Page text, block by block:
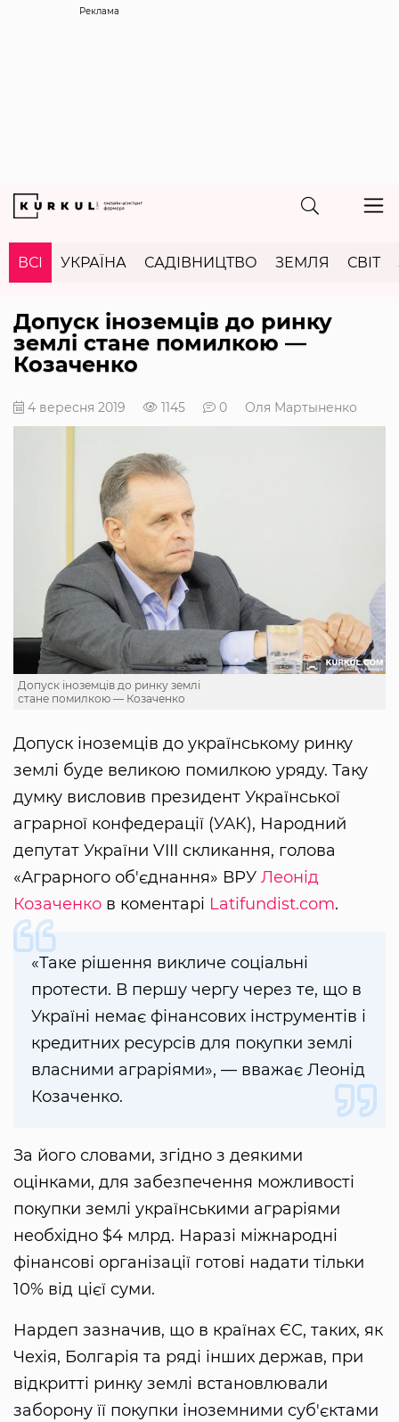
Реклама
ВСІ УКРАЇНА САДІВНИЦТВО ЗЕМЛЯ СВІТ
Допуск іноземців до ринку
землі стане помилкою —
Козаченко
4 вересня 2019 1145 0 Оля Мартыненко
Допуск іноземців до ринку землі
стане помилкою — Козаченко
Допуск іноземців до українському ринку
землі буде великою помилкою уряду. Таку
думку висловив президент Української
аграрної конфедерації (УАК), Народний
депутат України VIII скликання, голова
«Аграрного об'єднання» ВРУ Леонід
Козаченко в коментарі Latifundist.com.
«Таке рішення викличе соціальні
протести. В першу чергу через те, що в
Україні немає фінансових інструментів і
кредитних ресурсів для покупки землі
власними аграріями», — вважає Леонід
Козаченко.
За його словами, згідно з деякими
оцінками, для забезпечення можливості
покупки землі українськими аграріями
необхідно $4 млрд. Наразі міжнародні
фінансові організації готові надати тільки
10% від цієї суми.
Нардеп зазначив, що в країнах ЄС, таких, як
Чехія, Болгарія та ряді інших держав, при
відкритті ринку землі встановлювали
заборону її покупки іноземними суб'єктами